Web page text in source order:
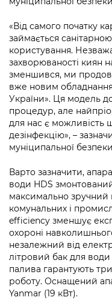
Підприємства,
Kyiv International
Річні звіти
Гендерна політика
Безбар'єрність
Київська міська
Безбар'єрність
Портал послуг
Міський
Важливе під час
Уряд» – місцевий
Важливе під час
Портал даних
Публічні
«Від самого початку
займається
користування.
захворюваності киян
зменшився, ми
вже новим
України». Ця модель
процедур, але
для нас є можливість
дезінфекцію», –
муніципальної
Варто зазначити,
води HDS
максимально зручний
комунальних і
efficiency зменшує
охороні
незалежний від
літровий бак для
палива гарантують
роботу. Оснащений
Yanmar (19 кВт).